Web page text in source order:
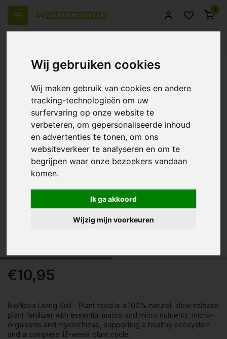
Wij gebruiken cookies
Wij maken gebruik van cookies en andere
tracking-technologieën om uw
surfervaring op onze website te
verbeteren, om gepersonaliseerde inhoud
en advertenties te tonen, om ons
websiteverkeer te analyseren en om te
begrijpen waar onze bezoekers vandaan
komen.
Ik ga akkoord
Wijzig mijn voorkeuren
0
Back
BioNova Living Soil - Plant food
0/10 (0 Reviews) Compare
€10,95
BioNova Living Soil - Plant food is a 100% natural, slow-release
plant fertilizer with essential macro and micro nutrients, micro-
organisms and mycorrhizae, supporting a healthy ecosystem
and a complete 12-week plant cycle.